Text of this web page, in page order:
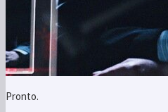
Pronto.